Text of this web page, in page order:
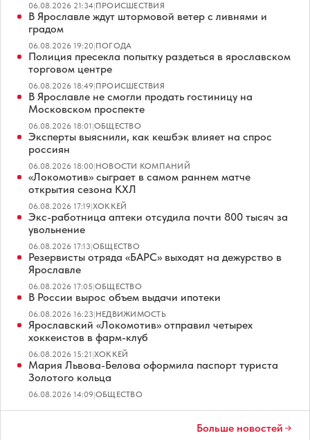
06.08.2026 21:34|ПРОИСШЕСТВИЯ
В Ярославле ждут штормовой ветер с ливнями и
градом
06.08.2026 19:20|ПОГОДА
Полиция пресекла попытку раздеться в ярославском
торговом центре
06.08.2026 18:49|ПРОИСШЕСТВИЯ
В Ярославле не смогли продать гостиницу на
Московском проспекте
06.08.2026 18:01|ОБЩЕСТВО
Эксперты выяснили, как кешбэк влияет на спрос
россиян
06.08.2026 18:00|НОВОСТИ КОМПАНИЙ
«Локомотив» сыграет в самом раннем матче
открытия сезона КХЛ
06.08.2026 17:19|ХОККЕЙ
Экс-работница аптеки отсудила почти 800 тысяч за
увольнение
06.08.2026 17:13|ОБЩЕСТВО
Резервисты отряда «БАРС» выходят на дежурство в
Ярославле
06.08.2026 17:05|ОБЩЕСТВО
В России вырос объем выдачи ипотеки
06.08.2026 16:23|НЕДВИЖИМОСТЬ
Ярославский «Локомотив» отправил четырех
хоккеистов в фарм-клуб
06.08.2026 15:21|ХОККЕЙ
Мария Львова-Белова оформила паспорт туриста
Золотого кольца
06.08.2026 14:09|ОБЩЕСТВО
Больше новостей